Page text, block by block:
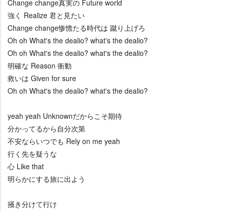
Change change真実の Future world
強く Realize 君と見たい
Change change惨憺たる時代は 蹴り上げろ
Oh oh What's the dealio? what's the dealio?
Oh oh What's the dealio? what's the dealio?
明確な Reason 衝動
救いは Given for sure
Oh oh What's the dealio? what's the dealio?
yeah yeah Unknownだからこそ期待
分かってるから自分次第
不安ならいつでも Rely on me yeah
行く先を疑うな
心 Like that
明らかにする旅に出よう
掻き分けて行け